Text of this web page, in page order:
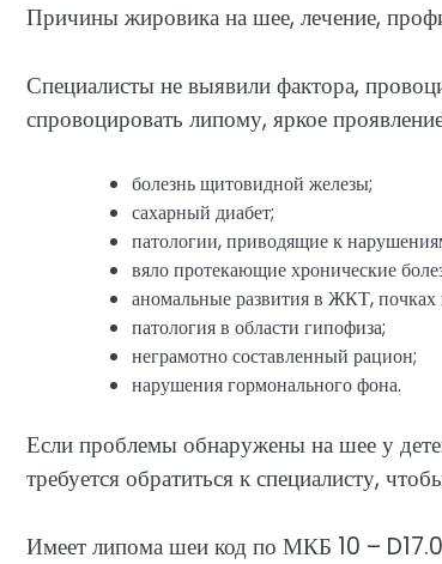
Причины жировика на шее, лечение,
Специалисты не выявили фактора,
спровоцировать липому, яркое
болезнь щитовидной железы;
сахарный диабет;
патологии, приводящие к
вяло протекающие хронические
аномальные развития в ЖКТ, почках
патология в области гипофиза;
неграмотно составленный рацион;
нарушения гормонального фона.
Если проблемы обнаружены на шее у
требуется обратиться к специалисту,
Имеет липома шеи код по МКБ 10 –